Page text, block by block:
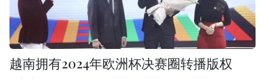
越南拥有2024年欧洲杯决赛圈转播版权